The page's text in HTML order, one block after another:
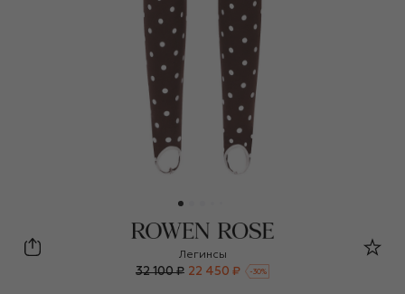
ROWEN ROSE
Легинсы
32 100 ₽ 22 450 ₽ -30%